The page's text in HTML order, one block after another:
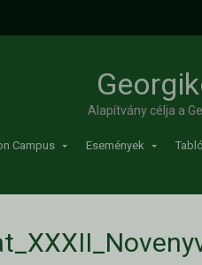
Alapítvány célja a
Campus Események